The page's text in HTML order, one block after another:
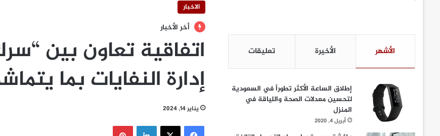
الاخبار
أخر الأخبار
اتفاقية تعاون بين
إدارة النفايات بما
يناير 14, 2024
فيسبوك ‫X لينكدإن
الأشهر الأخيرة تعليقات
إطلاق الساعة الأكثر تطوراً في السعودية
لتحسين معدلات الصحة واللياقة في
المنزل
أبريل 4, 2020